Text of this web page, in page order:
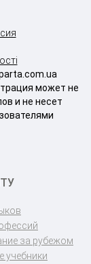
может не
и не несет
за рубежом
учебники